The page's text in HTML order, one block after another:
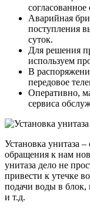
согласованное
Аварийная
поступления
суток.
Для решения
используем
В
передовое
Оперативно,
сервиса
Установка унитаза
обращения к нам
унитаза дело не
привести к утечке
подачи воды в блок,
и т.д.